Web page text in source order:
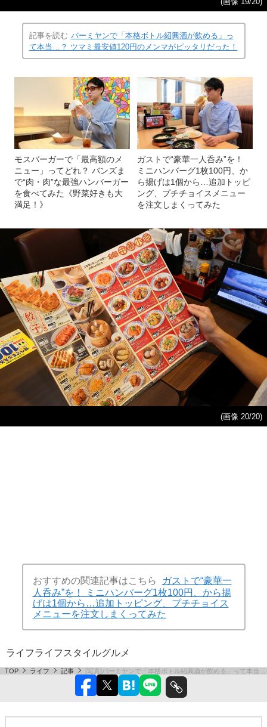
(画像 19/20)
記事を読む バーミヤンで「本格ボトル紹興酒が飲める」っ
て本当…？ ツマミ最安値120円のメンマがピッタリだった！
モスバーガーで「最高額のメ
ニュー」ってどれ？ バンズま
で“肉・肉”な最強ハンバーガー
を食べてみた《野菜好きも大
満足！》
ガストで“豪華一人呑み”を！
ミニハンバーグ1枚100円、か
ら揚げは1個から…追加トッピ
ング、プチチョイスメニュー
を注文しまくってみた
(画像 20/20)
おすすめの関連記事はこちら
ガストで“豪華一
人呑み”を！ ミニハンバーグ1枚100円、から揚
げは1個から…追加トッピング、プチチョイス
メニューを注文しまくってみた
ライフライフスタイルグルメ
TOP ライフ 記事 [写真]バーミヤンで「本格ボトル紹興酒が飲める」って本当